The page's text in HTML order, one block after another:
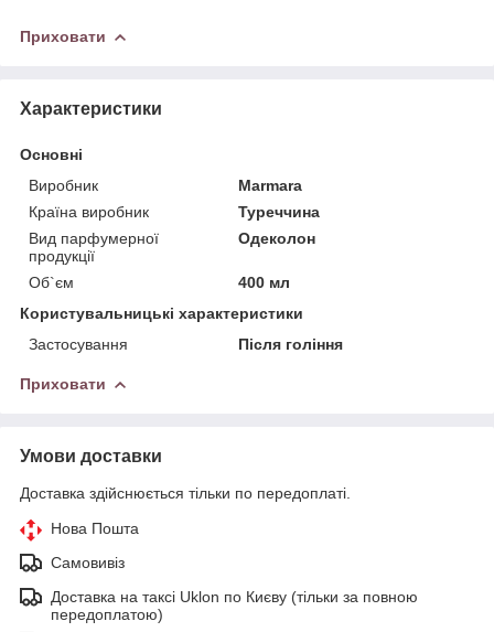
Приховати
Характеристики
Основні
Виробник
Marmara
Країна виробник
Туреччина
Вид парфумерної
продукції
Одеколон
Об`єм
400 мл
Користувальницькі характеристики
Застосування
Після гоління
Приховати
Умови доставки
Доставка здійснюється тільки по передоплаті.
Нова Пошта
Самовивіз
Доставка на таксі Uklon по Києву (тільки за повною
передоплатою)